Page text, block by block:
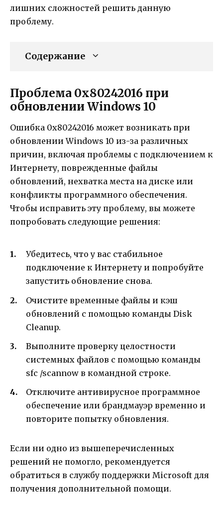
лишних сложностей решить данную
проблему.
Содержание
Проблема 0x80242016 при
обновлении Windows 10
Ошибка 0x80242016 может возникать при
обновлении Windows 10 из-за различных
причин, включая проблемы с подключением к
Интернету, поврежденные файлы
обновлений, нехватка места на диске или
конфликты программного обеспечения.
Чтобы исправить эту проблему, вы можете
попробовать следующие решения:
Убедитесь, что у вас стабильное
подключение к Интернету и попробуйте
запустить обновление снова.
Очистите временные файлы и кэш
обновлений с помощью команды Disk
Cleanup.
Выполните проверку целостности
системных файлов с помощью команды
sfc /scannow в командной строке.
Отключите антивирусное программное
обеспечение или брандмауэр временно и
повторите попытку обновления.
Если ни одно из вышеперечисленных
решений не помогло, рекомендуется
обратиться в службу поддержки Microsoft для
получения дополнительной помощи.